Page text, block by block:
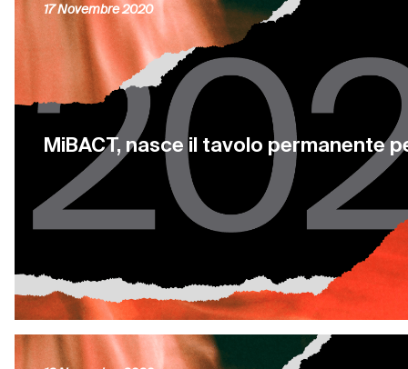
MiBACT, nasce il tavolo permanente
17 Novembre 2020